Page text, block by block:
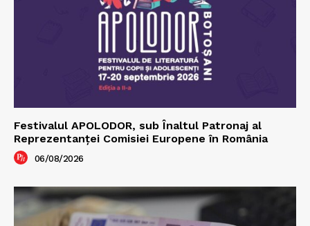
Festivalul APOLODOR, sub Înaltul Patronaj al
Reprezentanței Comisiei Europene în România
06/08/2026